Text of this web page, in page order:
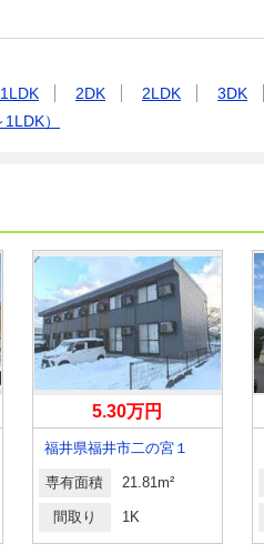
1LDK 2DK 2LDK 3DK
）
5.30万円
福井県福井市二の宮１
専有面積 21.81m²
間取り 1K